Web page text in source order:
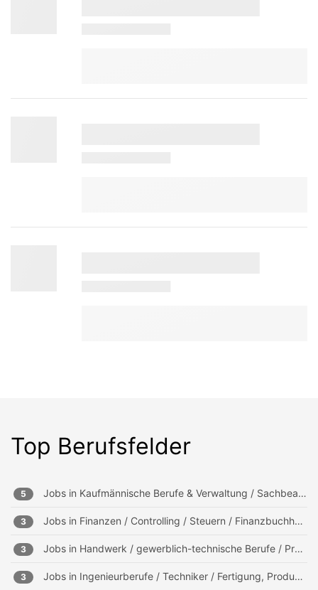
Top Berufsfelder
5 Jobs in Kaufmännische Berufe & Verwaltung / Sachbearbeitung und Verwaltung
3 Jobs in Finanzen / Controlling / Steuern / Finanzbuchhaltung, Mahnwesen
3 Jobs in Handwerk / gewerblich-technische Berufe / Produktion
3 Jobs in Ingenieurberufe / Techniker / Fertigung, Produktion